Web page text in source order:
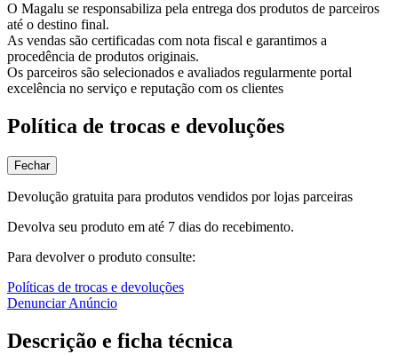
O Magalu se responsabiliza pela entrega dos produtos de parceiros
até o destino final.
As vendas são certificadas com nota fiscal e garantimos a
procedência de produtos originais.
Os parceiros são selecionados e avaliados regularmente portal
excelência no serviço e reputação com os clientes
Política de trocas e devoluções
Fechar
Devolução gratuita para produtos vendidos por lojas parceiras
Devolva seu produto em até 7 dias do recebimento.
Para devolver o produto consulte:
Políticas de trocas e devoluções
Denunciar Anúncio
Descrição e ficha técnica